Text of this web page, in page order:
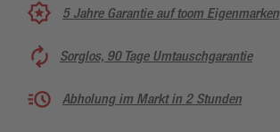
5 Jahre Garantie auf toom Eigenmarken
Sorglos, 90 Tage Umtauschgarantie
Abholung im Markt in 2 Stunden